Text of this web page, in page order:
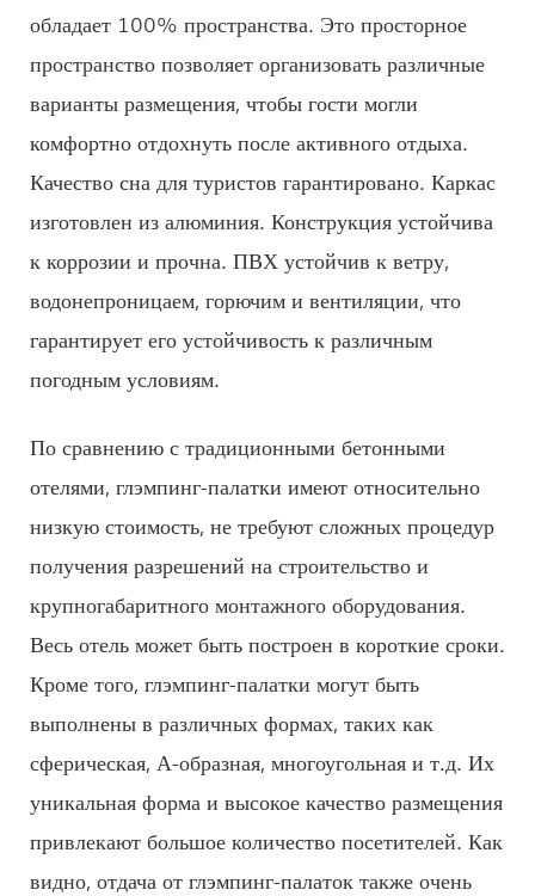
обладает 100% пространства. Это просторное
пространство позволяет организовать различные
варианты размещения, чтобы гости могли
комфортно отдохнуть после активного отдыха.
Качество сна для туристов гарантировано. Каркас
изготовлен из алюминия. Конструкция устойчива
к коррозии и прочна. ПВХ устойчив к ветру,
водонепроницаем, горючим и вентиляции, что
гарантирует его устойчивость к различным
погодным условиям.
По сравнению с традиционными бетонными
отелями, глэмпинг-палатки имеют относительно
низкую стоимость, не требуют сложных процедур
получения разрешений на строительство и
крупногабаритного монтажного оборудования.
Весь отель может быть построен в короткие сроки.
Кроме того, глэмпинг-палатки могут быть
выполнены в различных формах, таких как
сферическая, А-образная, многоугольная и т.д. Их
уникальная форма и высокое качество размещения
привлекают большое количество посетителей. Как
видно, отдача от глэмпинг-палаток также очень